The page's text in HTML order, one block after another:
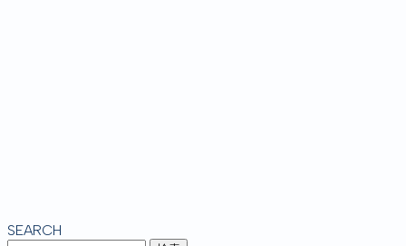
SEARCH